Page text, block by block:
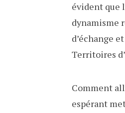
évident que
dynamisme
d’échange
Territoires
Comment
espérant